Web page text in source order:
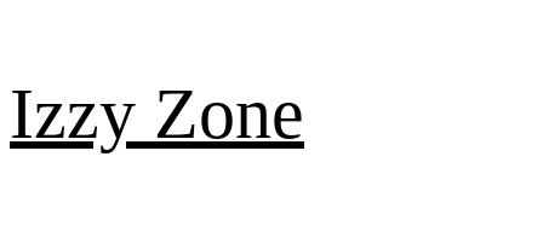
content
Izzy Zone